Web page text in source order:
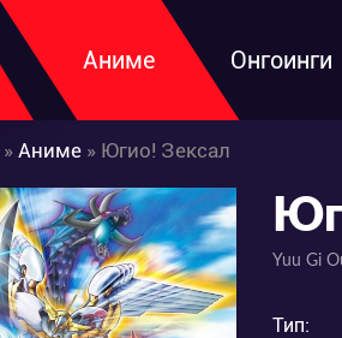
Аниме Онгоинги
» Аниме » Югио! Зексал
Yuu Gi
Тип: